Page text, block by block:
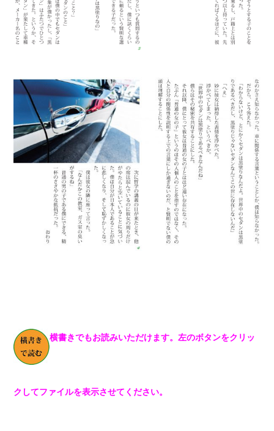
横書きでもお読みいただけます。左のボタンをクリッ
クしてファイルを表示させてください。